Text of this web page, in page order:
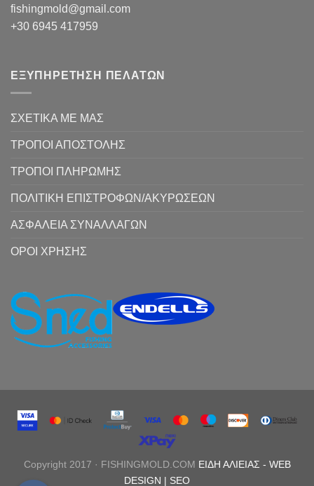
fishingmold@gmail.com
+30 6945 417959
ΕΞΥΠΗΡΕΤΗΣΗ ΠΕΛΑΤΩΝ
ΣΧΕΤΙΚΑ ΜΕ ΜΑΣ
ΤΡΟΠΟΙ ΑΠΟΣΤΟΛΗΣ
ΤΡΟΠΟΙ ΠΛΗΡΩΜΗΣ
ΠΟΛΙΤΙΚΗ ΕΠΙΣΤΡΟΦΩΝ/ΑΚΥΡΩΣΕΩΝ
ΑΣΦΑΛΕΙΑ ΣΥΝΑΛΛΑΓΩΝ
ΟΡΟΙ ΧΡΗΣΗΣ
Copyright 2017 · FISHINGMOLD.COM ΕΙΔΗ ΑΛΙΕΙΑΣ - WEB
DESIGN | SEO